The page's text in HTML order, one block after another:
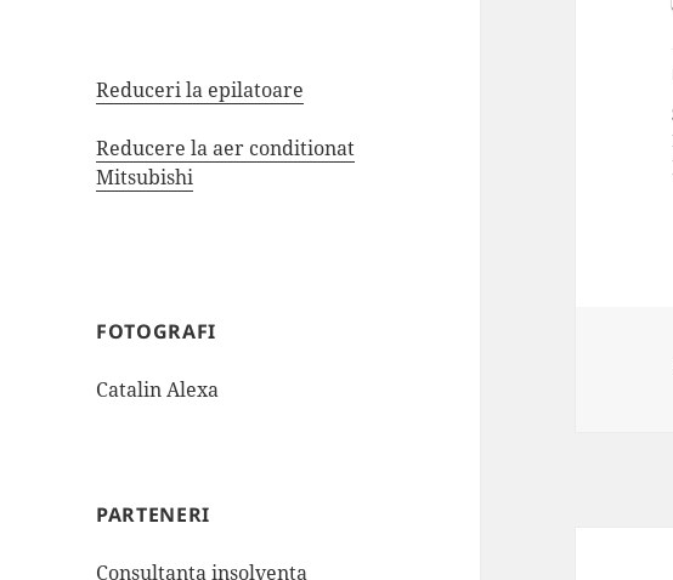
Reduceri la epilatoare
Reducere la aer conditionat
Mitsubishi
FOTOGRAFI
Catalin Alexa
PARTENERI
Consultanta insolventa